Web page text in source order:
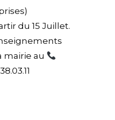
du 15 Juillet.
mairie au